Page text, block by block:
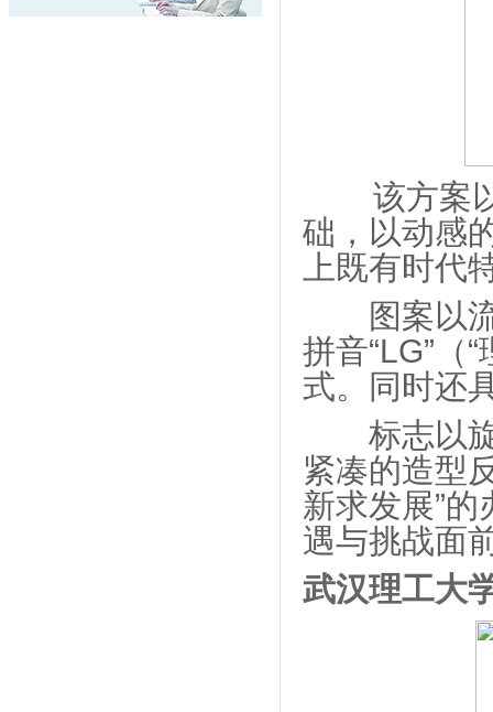
该方案以
础，以动感
上既有时代
图案以流
拼音“LG”（
式。同时还
标志以旋
紧凑的造型
新求发展”
遇与挑战面
武汉理工大